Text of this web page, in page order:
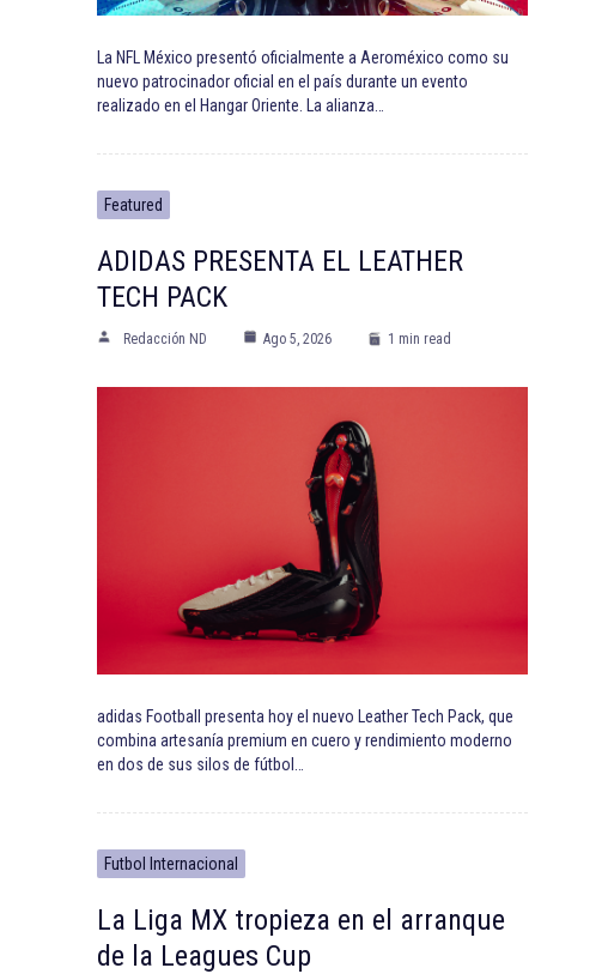
La NFL México presentó oficialmente a Aeroméxico como su
nuevo patrocinador oficial en el país durante un evento
realizado en el Hangar Oriente. La alianza…
Featured
ADIDAS PRESENTA EL LEATHER
TECH PACK
Redacción ND Ago 5, 2026 1 min read
adidas Football presenta hoy el nuevo Leather Tech Pack, que
combina artesanía premium en cuero y rendimiento moderno
en dos de sus silos de fútbol…
Futbol Internacional
La Liga MX tropieza en el arranque
de la Leagues Cup